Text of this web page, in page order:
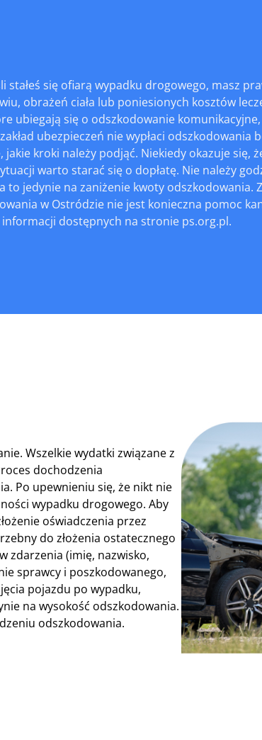
stałeś się ofiarą wypadku drogowego, masz
obrażeń ciała lub poniesionych kosztów
ubiegają się o odszkodowanie
ubezpieczeń nie wypłaci odszkodowania
kroki należy podjąć. Niekiedy okazuje się,
warto starać się o dopłatę. Nie należy
jedynie na zaniżenie kwoty odszkodowania.
w Ostródzie nie jest konieczna pomoc
dostępnych na stronie ps.org.pl.
Wszelkie wydatki związane z
dochodzenia
Po upewnieniu się, że nikt nie
wypadku drogowego. Aby
oświadczenia przez
do złożenia ostatecznego
zdarzenia (imię, nazwisko,
sprawcy i poszkodowanego,
pojazdu po wypadku,
na wysokość odszkodowania.
odszkodowania.